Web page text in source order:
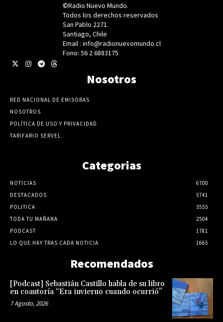
©Radio Nuevo Mundo.
Todos los derechos reservados
San Pablo 2271.
Santiago, Chile
Email : info@radionuevomundo.cl
Fono: 56 2 6883175
Nosotros
RED NACIONAL DE EMISORAS
NOSOTROS
POLÍTICA DE USO Y PRIVACIDAD
TARIFARIO SERVEL
Categorias
NOTICIAS
6700
DESTACADOS
5741
POLITICA
3555
TODA TU MAÑANA
2504
PODCAST
1781
LO QUE HAY TRAS CADA NOTICIA
1665
Recomendados
[Podcast] Sebastián Castillo habla de su libro
en coautoría “Era invierno cuando ocurrió”
7 Agosto, 2026